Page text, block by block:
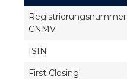
Registrierungsnummer
CNMV
ISIN
First Closing